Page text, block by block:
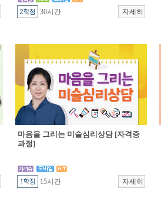
30시간
마음을 그리는 미술심리상담 [자격증
과정]
15시간